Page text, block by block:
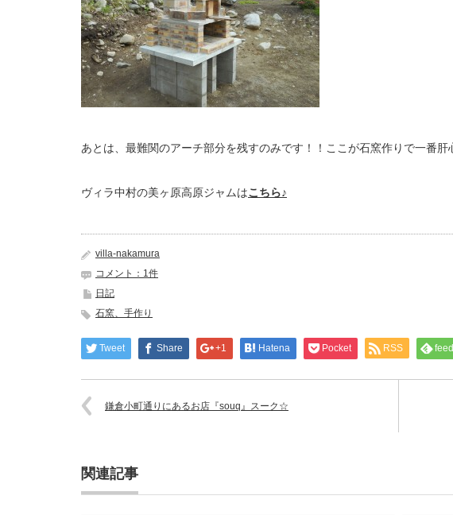
あとは、最難関のアーチ部分を残すのみです！！ここが石窯作りで一番肝
ヴィラ中村の美ヶ原高原ジャムはこちら♪
villa-nakamura
コメント：1件
日記
石窯、手作り
Tweet Share +1 Hatena Pocket RSS
鎌倉小町通りにあるお店『souq』スーク☆
関連記事